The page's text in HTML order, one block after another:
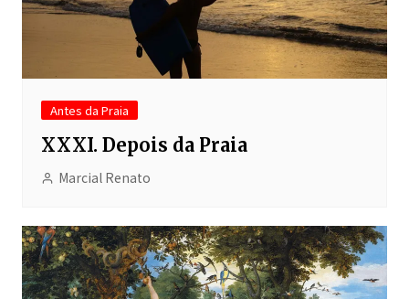
Antes da Praia
XXXI. Depois da Praia
Marcial Renato